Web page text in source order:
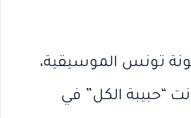
تونس الموسيقية،
“حبيبة الكل” في